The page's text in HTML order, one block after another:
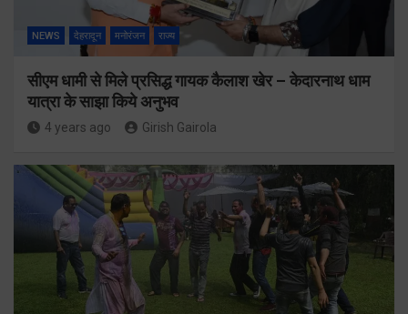
NEWS देहरादून मनोरंजन राज्य
सीएम धामी से मिले प्रसिद्ध गायक कैलाश खेर – केदारनाथ धाम
यात्रा के साझा किये अनुभव
4 years ago Girish Gairola